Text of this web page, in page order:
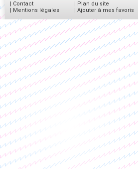
| Contact
| Mentions légales
| Plan du site
| Ajouter à mes favoris